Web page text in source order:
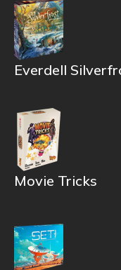
Everdell
Movie Tricks